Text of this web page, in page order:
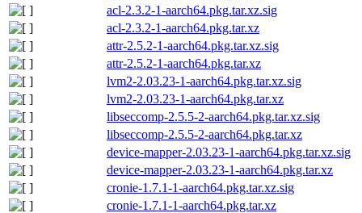
acl-2.3.2-1-aarch64.pkg.tar.xz.sig
acl-2.3.2-1-aarch64.pkg.tar.xz
attr-2.5.2-1-aarch64.pkg.tar.xz.sig
attr-2.5.2-1-aarch64.pkg.tar.xz
lvm2-2.03.23-1-aarch64.pkg.tar.xz.sig
lvm2-2.03.23-1-aarch64.pkg.tar.xz
libseccomp-2.5.5-2-aarch64.pkg.tar.xz.sig
libseccomp-2.5.5-2-aarch64.pkg.tar.xz
device-mapper-2.03.23-1-aarch64.pkg.tar.xz.sig
device-mapper-2.03.23-1-aarch64.pkg.tar.xz
cronie-1.7.1-1-aarch64.pkg.tar.xz.sig
cronie-1.7.1-1-aarch64.pkg.tar.xz